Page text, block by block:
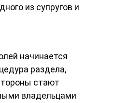
из супругов и
начинается
раздела,
стают
владельцами